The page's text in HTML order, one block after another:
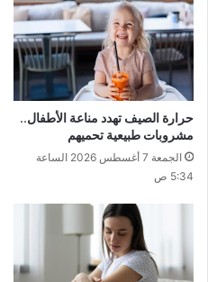
حرارة الصيف تهدد مناعة الأطفال..
مشروبات طبيعية تحميهم
الجمعة 7 أغسطس 2026 الساعة
5:34 ص